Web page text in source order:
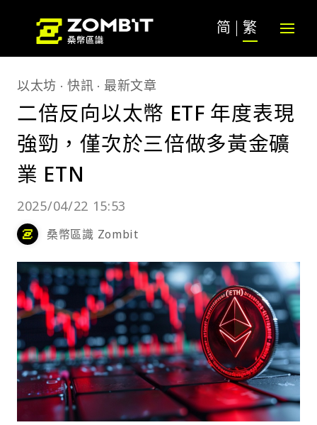
简 繁
以太坊 快訊 最新文章
二倍反向以太幣 ETF 年度表現
強勁，僅次於三倍做多黃金礦
業 ETN
2025/04/22 15:53
桑幣區識 Zombit